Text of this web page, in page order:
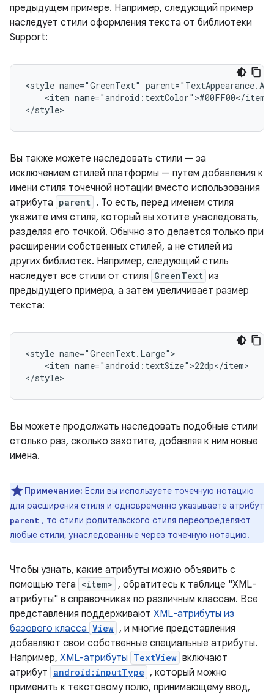
предыдущем примере. Например, следующий пример
наследует стили оформления текста от библиотеки
Support:
<style name="GreenText"
<item name="android:textColor">#00FF00</item>
</style>
Вы также можете наследовать стили — за
исключением стилей платформы — путем добавления к
имени стиля точечной нотации вместо использования
атрибута parent . То есть, перед именем стиля
укажите имя стиля, который вы хотите унаследовать,
разделяя его точкой. Обычно это делается только при
расширении собственных стилей, а не стилей из
других библиотек. Например, следующий стиль
наследует все стили от стиля GreenText из
предыдущего примера, а затем увеличивает размер
текста:
<style
<item name="android:textSize">22dp</item>
</style>
Вы можете продолжать наследовать подобные стили
столько раз, сколько захотите, добавляя к ним новые
имена.
Примечание: Если вы используете точечную нотацию
для расширения стиля и одновременно указываете атрибут
parent , то стили родительского стиля переопределяют
любые стили, унаследованные через точечную нотацию.
Чтобы узнать, какие атрибуты можно объявить с
помощью тега <item> , обратитесь к таблице "XML-
атрибуты" в справочниках по различным классам. Все
представления поддерживают XML-атрибуты из
базового класса View , и многие представления
добавляют свои собственные специальные атрибуты.
Например, XML-атрибуты TextView включают
атрибут android:inputType , который можно
применить к текстовому полю, принимающему ввод,